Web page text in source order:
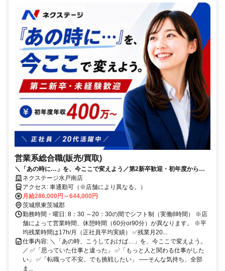
営業系総合職(販売/買取)
＼「あの時に…」を、今ここで変えよう／第2新卒歓迎・初年度から年
450万円可／年休125日／賞与年4回
ネクステージ水戸南店
アクセス: 車通勤可（※店舗により異なる。）
月給286,000円～644,000円
茨城県東茨城郡
勤務時間・曜日: 8：30 ～20：30の間でシフト制（実働8時間） ※店
舗によって営業時間、休憩時間（60分or90分）が異なります。 ※平
均残業時間は17h/月（正社員平均実績） ✅残業月20...
仕事内容: ＼「あの時、こうしておけば…」を、今ここで変えよう。
／ ✅「思っていた仕事と違った」 ✅「もっと人と関わる仕事がした
い」 ✅「転職って不安。でも挑戦したい」 ──そんな気持ち、全部
ま...